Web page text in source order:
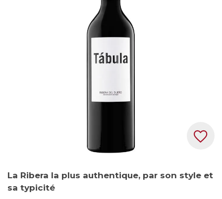
to
the
La Ribera la plus authentique, par son style et
sa typicité